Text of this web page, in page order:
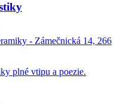
- Zámečnická 14, 266
plné vtipu a poezie.